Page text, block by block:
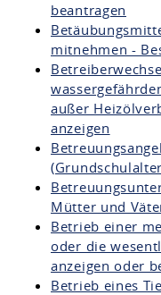
beantragen
mitnehmen -
außer
anzeigen
Mütter und
Betrieb einer
oder die
anzeigen oder
Betrieb eines